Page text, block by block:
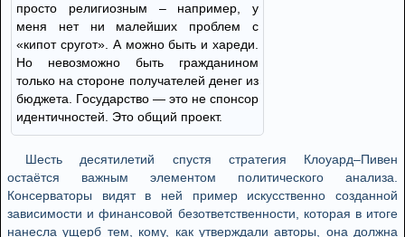
просто религиозным – например, у
меня нет ни малейших проблем с
«кипот сругот». А можно быть и хареди.
Но невозможно быть гражданином
только на стороне получателей денег из
бюджета. Государство — это не спонсор
идентичностей. Это общий проект.
Шесть десятилетий спустя стратегия Клоуард–Пивен
остаётся важным элементом политического анализа.
Консерваторы видят в ней пример искусственно созданной
зависимости и финансовой безответственности, которая в итоге
нанесла ущерб тем, кому, как утверждали авторы, она должна